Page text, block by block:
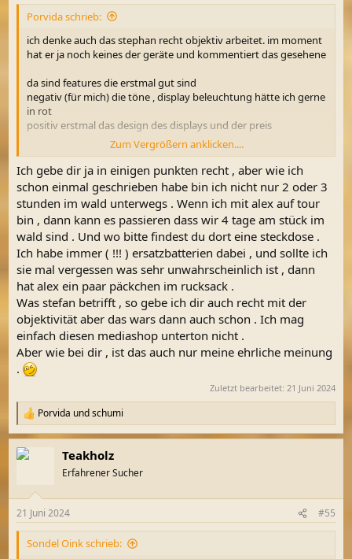
Porvida schrieb:
ich denke auch das stephan recht objektiv arbeitet. im moment
hat er ja noch keines der geräte und kommentiert das gesehene
da sind features die erstmal gut sind
negativ (für mich) die töne , display beleuchtung hätte ich gerne
in rot
positiv erstmal das design des displays und der preis
abwarten
@Sondel Oink
deine angst oder vorbehalte des ladens: waren auch meine mal
aber wenn du nach nem 2-3stunden gang die kisten
automatisch hinhängst bist du eigentlich immer safe und diese
gerät mit dem usb c anschluß lässt sich wirklich einfach und
überall laden
wenn mal vergisst batterien zu kaufen bist genauso im eimer -
und wem ist das noch nie passiert
Zum Vergrößern anklicken....
Ich gebe dir ja in einigen punkten recht , aber wie ich
schon einmal geschrieben habe bin ich nicht nur 2 oder 3
stunden im wald unterwegs . Wenn ich mit alex auf tour
bin , dann kann es passieren dass wir 4 tage am stück im
wald sind . Und wo bitte findest du dort eine steckdose .
Ich habe immer ( !!! ) ersatzbatterien dabei , und sollte ich
sie mal vergessen was sehr unwahrscheinlich ist , dann
hat alex ein paar päckchen im rucksack .
Was stefan betrifft , so gebe ich dir auch recht mit der
objektivität aber das wars dann auch schon . Ich mag
einfach diesen mediashop unterton nicht .
Aber wie bei dir , ist das auch nur meine ehrliche meinung
.
Zuletzt bearbeitet: 21 Juni 2024
R
e
a
k
e
n
Porvida undschumi
Teakholz
Erfahrener Sucher
21 Juni 2024 #55
Sondel Oink schrieb: